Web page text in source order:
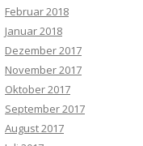
Februar 2018
Januar 2018
Dezember 2017
November 2017
Oktober 2017
September 2017
August 2017